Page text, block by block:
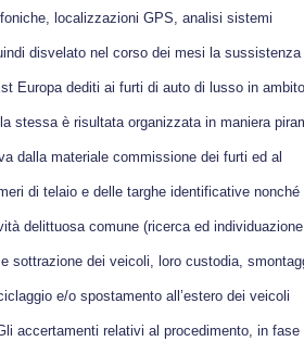
localizzazioni GPS, analisi sistemi
disvelato nel corso dei mesi la sussistenza
Europa dediti ai furti di auto di lusso in ambito
stessa è risultata organizzata in maniera
dalla materiale commissione dei furti ed al
di telaio e delle targhe identificative nonché
delittuosa comune (ricerca ed
sottrazione dei veicoli, loro custodia,
e/o spostamento all’estero dei veicoli
accertamenti relativi al procedimento, in fase